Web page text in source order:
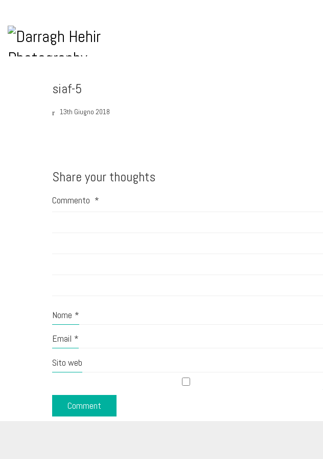
siaf-5
13th Giugno 2018
Share your thoughts
Commento *
Nome *
Email *
Sito web